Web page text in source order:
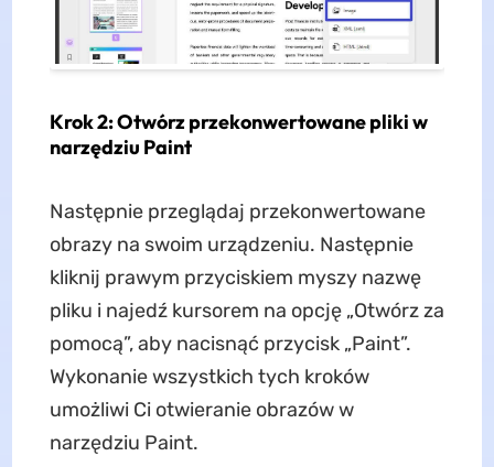
Krok 2: Otwórz przekonwertowane pliki w
narzędziu Paint
Następnie przeglądaj przekonwertowane
obrazy na swoim urządzeniu. Następnie
kliknij prawym przyciskiem myszy nazwę
pliku i najedź kursorem na opcję „Otwórz za
pomocą”, aby nacisnąć przycisk „Paint”.
Wykonanie wszystkich tych kroków
umożliwi Ci otwieranie obrazów w
narzędziu Paint.